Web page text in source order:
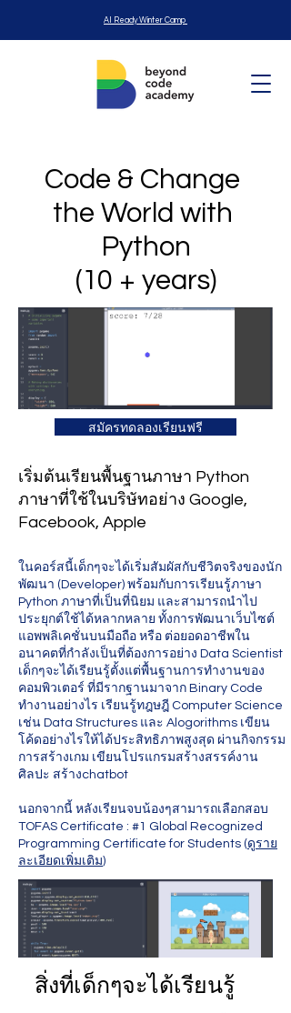
AI Ready Winter Camp
Code & Change
the World with
Python
(10 + years)
สมัครทดลองเรียนฟรี
เริ่มต้นเรียนพื้นฐานภาษา Python
ภาษาที่ใช้ในบริษัทอย่าง Google,
Facebook, Apple
ในคอร์สนี้เด็กๆจะได้เริ่มสัมผัสกับชีวิตจริงของนัก
พัฒนา (Developer) พร้อมกับการเรียนรู้ภาษา
Python ภาษาที่เป็นที่นิยม และสามารถนำไป
ประยุกต์ใช้ได้หลากหลาย ทั้งการพัฒนาเว็บไซต์
แอพพลิเคชั่นบนมือถือ หรือ ต่อยอดอาชีพใน
อนาคตที่กำลังเป็นที่ต้องการอย่าง Data Scientist
เด็กๆจะได้เรียนรู้ตั้งแต่พื้นฐานการทำงานของ
คอมพิวเตอร์ ที่มีรากฐานมาจาก Binary Code
ทำงานอย่างไร เรียนรู้ทฎษฎี Computer Science
เช่น Data Structures และ Alogorithms เขียน
โค้ดอย่างไรให้ได้ประสิทธิภาพสูงสุด ผ่านกิจกรรม
การสร้างเกม เขียนโปรแกรมสร้างสรรค์งาน
ศิลปะ สร้างchatbot
นอกจากนี้ หลังเรียนจบน้องๆสามารถเลือกสอบ
TOFAS Certificate : #1 Global Recognized
Programming Certificate for Students (ดูราย
ละเอียดเพิ่มเติม)
สิ่งที่เด็กๆจะได้เรียนรู้